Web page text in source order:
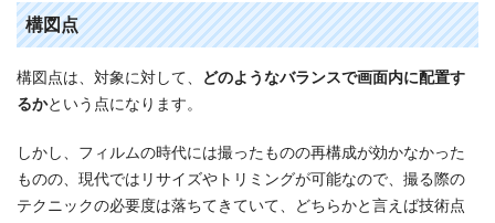
構図点
構図点は、対象に対して、
どのようなバランスで画面内に配置す
るかという点になります。
しかし、フィルムの時代には撮ったものの再構成が効かなかった
ものの、現代ではリサイズやトリミングが可能なので、撮る際の
テクニックの必要度は落ちてきていて、どちらかと言えば技術点